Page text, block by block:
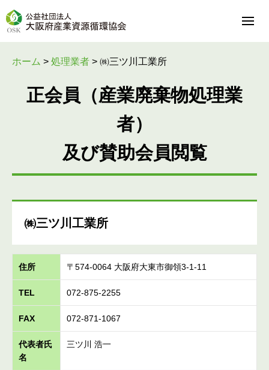
ホーム > 処理業者 > ㈱三ツ川工業所
正会員（産業廃棄物処理業
者）
及び賛助会員閲覧
㈱三ツ川工業所
住所 〒574-0064 大阪府大東市御領3-1-11
TEL 072-875-2255
FAX 072-871-1067
代表者氏
名
三ツ川 浩一